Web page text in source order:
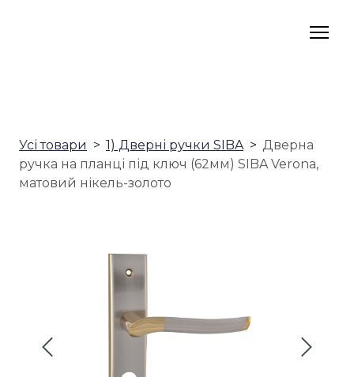
Усі товари 1) Дверні ручки SIBA
Дверна
ручка на планці під ключ (62мм) SIBA Verona,
матовий нікель-золото